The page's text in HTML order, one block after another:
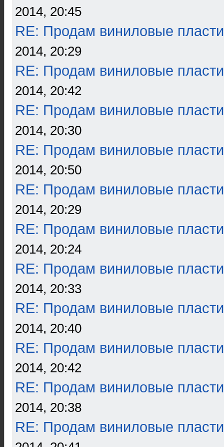
2014, 20:45
RE: Продам виниловые
2014, 20:29
RE: Продам виниловые
2014, 20:42
RE: Продам виниловые
2014, 20:30
RE: Продам виниловые
2014, 20:50
RE: Продам виниловые
2014, 20:29
RE: Продам виниловые
2014, 20:24
RE: Продам виниловые
2014, 20:33
RE: Продам виниловые
2014, 20:40
RE: Продам виниловые
2014, 20:42
RE: Продам виниловые
2014, 20:38
RE: Продам виниловые